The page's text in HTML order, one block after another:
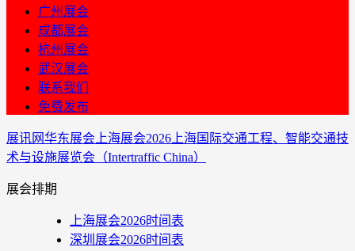
广州展会
成都展会
杭州展会
武汉展会
联系我们
免费发布
展讯网华东展会 上海展会2026上海国际交通工程、智能交通技
术与设施展览会（Intertraffic China）
展会排期
上海展会2026时间表
深圳展会2026时间表